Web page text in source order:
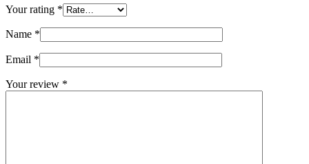
Your rating *
Name *
Email *
Your review *